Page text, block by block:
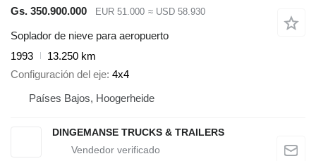
Gs. 350.900.000 EUR 51.000 ≈ USD 58.930
Soplador de nieve para aeropuerto
1993
13.250 km
Configuración del eje 4x4
Países Bajos, Hoogerheide
DINGEMANSE TRUCKS & TRAILERS